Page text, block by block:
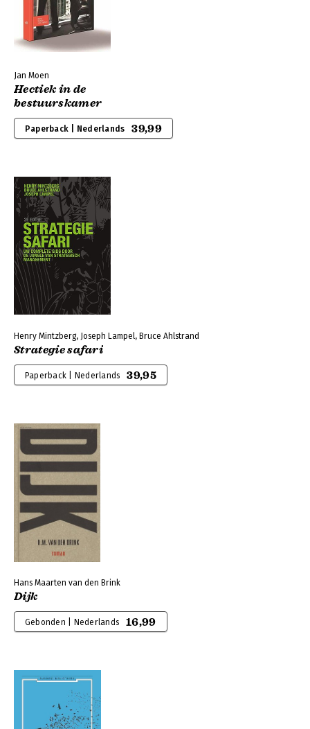
Jan Moen
Hectiek in de
bestuurskamer
Paperback | Nederlands 39,99
Henry Mintzberg, Joseph Lampel, Bruce Ahlstrand
Strategie safari
Paperback | Nederlands 39,95
Hans Maarten van den Brink
Dijk
Gebonden | Nederlands 16,99